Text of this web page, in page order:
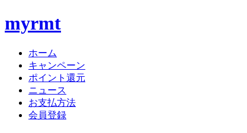
myrmt
ホーム
キャンペーン
ポイント還元
ニュース
お支払方法
会員登録